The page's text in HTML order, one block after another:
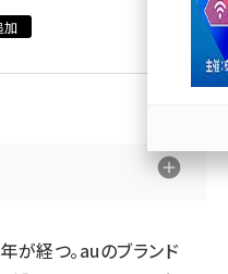
加
が経つ。auのブランド